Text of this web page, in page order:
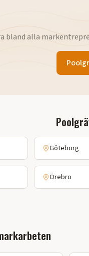
bland alla
Göteborg
Örebro